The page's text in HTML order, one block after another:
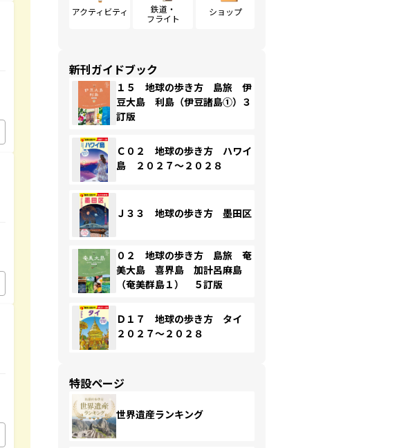
アクティビティ
鉄道・
フライト
ショップ
新刊ガイドブック
１５ 地球の歩き方 島旅 伊
豆大島 利島（伊豆諸島①）３
訂版
Ｃ０２ 地球の歩き方 ハワイ
島 ２０２７～２０２８
Ｊ３３ 地球の歩き方 墨田区
０２ 地球の歩き方 島旅 奄
美大島 喜界島 加計呂麻島
（奄美群島１） ５訂版
Ｄ１７ 地球の歩き方 タイ
２０２７～２０２８
特設ページ
世界遺産ランキング